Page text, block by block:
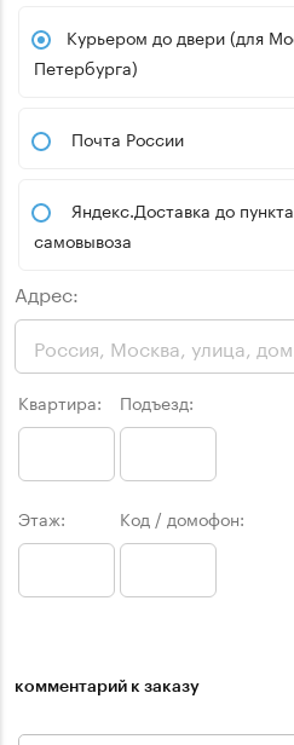
Курьером до двери (для Москвы и Санкт-
Петербурга)
Почта России
Яндекс.Доставка до пункта
самовывоза
Адрес:
Квартира: Подъезд:
Этаж: Код / домофон:
комментарий к заказу